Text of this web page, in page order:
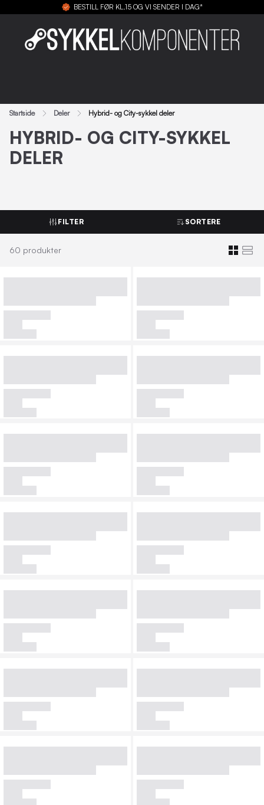
BESTILL FØR KL.15 OG VI SENDER I DAG*
Startside Deler Hybrid- og City-sykkel deler
HYBRID- OG CITY-SYKKEL
DELER
FILTER SORTERE
60 produkter